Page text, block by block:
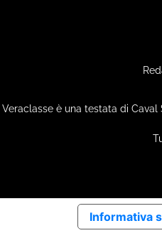
Veraclasse è una testata di Caval
Informativa